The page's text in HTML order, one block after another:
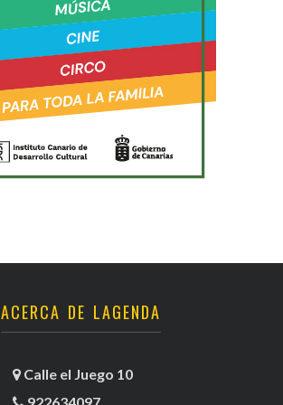
ACERCA DE LAGENDA
Calle el Juego 10